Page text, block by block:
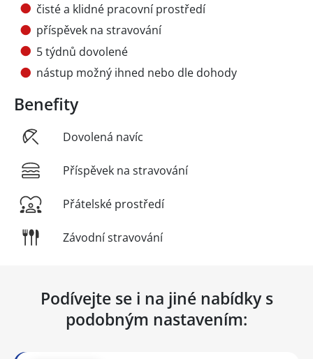
čisté a klidné pracovní prostředí
příspěvek na stravování
5 týdnů dovolené
nástup možný ihned nebo dle dohody
Benefity
Dovolená navíc
Příspěvek na stravování
Přátelské prostředí
Závodní stravování
Podívejte se i na jiné nabídky s
podobným nastavením: